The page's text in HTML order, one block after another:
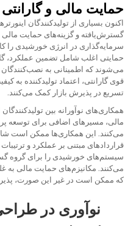
حمایت مالی و گارانتی
اکنون بسیاری از تولیدکنندگان
گسترش‌یافته و گزینه‌های حمایت
سرمایه‌گذاری در انرژی خورشیدی را
حمایتی اغلب شامل تضمین عملکرد،
می‌شوند که اطمینانی به نصب‌کنندگان
قوی گارانتی، اعتماد تولیدکننده به
تسریع در پذیرش بازار کمک می‌کنند.
همکاری‌های نوآورانه بین
مالی، مسیرهای اضافی برای توسعه
می‌کنند. این همکاری‌ها ممکن است
قراردادهای مبتنی بر عملکرد و
سیستم‌های خورشیدی را برای گروه
می‌کنند. مکانیزم‌های حمایت مالی به
که ممکن است در غیر این صورت،
نوآوری در